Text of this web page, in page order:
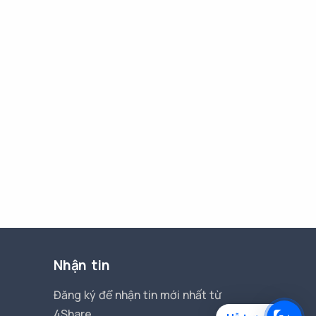
Nhận tin
Đăng ký để nhận tin mới nhất từ